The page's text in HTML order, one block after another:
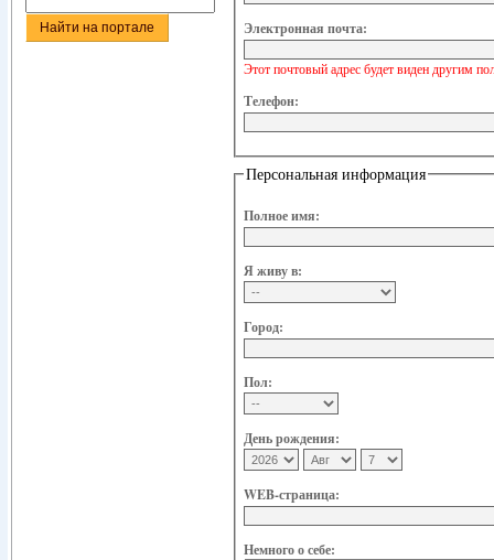
Электронная почта:
Этот почтовый адрес будет виден другим
Телефон:
Персональная информация
Полное имя:
Я живу в:
Город:
Пол:
День рождения:
WEB-страница:
Немного о себе: